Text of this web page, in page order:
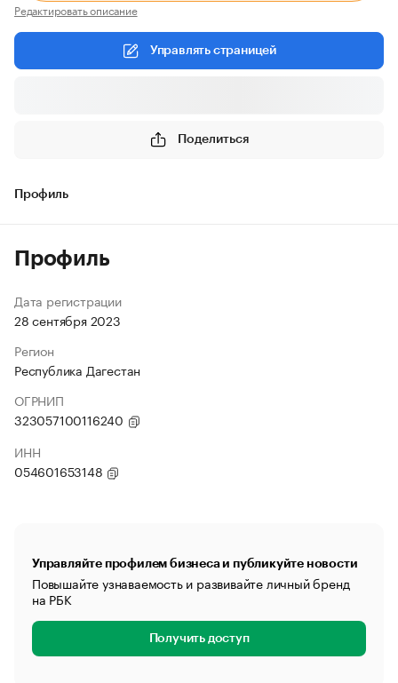
Редактировать описание
Управлять страницей
Поделиться
Профиль
Профиль
Дата регистрации
28 сентября 2023
Регион
Республика Дагестан
ОГРНИП
323057100116240
ИНН
054601653148
Управляйте профилем бизнеса и публикуйте новости
Повышайте узнаваемость и развивайте личный бренд
на РБК
Получить доступ